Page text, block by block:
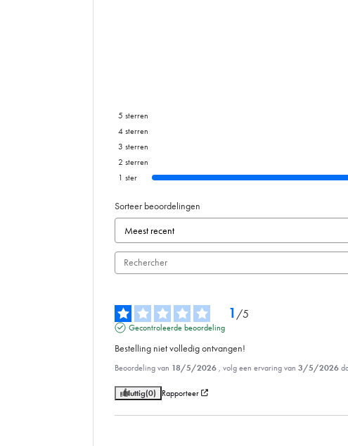
5 sterren
4sterren
3 sterren
2 sterren
1 ster
Sorteer beoordelingen
1/5
Gecontroleerde beoordeling
Bestelling niet volledig ontvangen!
Beoordeling van 18/5/2026 , volg een ervaring van 3/5/2026
Nuttig(0) Rapporteer